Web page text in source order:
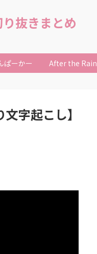
抜きまとめ
ぱーかー After the Rain
字起こし】